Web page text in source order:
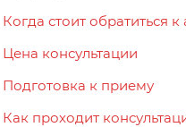
Когда стоит обратиться
Цена консультации
Подготовка к приему
Как проходит